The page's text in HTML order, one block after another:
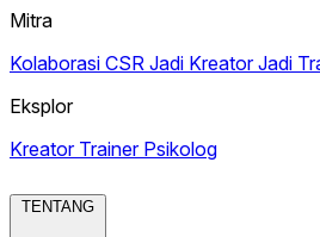
Mitra
Kolaborasi CSR Jadi KreatorJadi
Eksplor
Kreator Trainer Psikolog
TENTANG